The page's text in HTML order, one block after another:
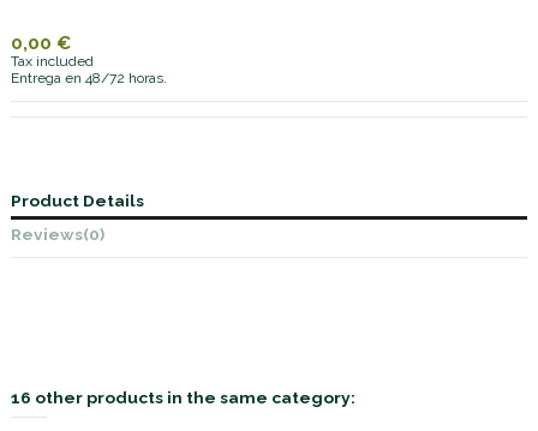
0,00 €
Tax included
Entrega en 48/72 horas.
Product Details
Reviews(0)
16 other products in the same category: